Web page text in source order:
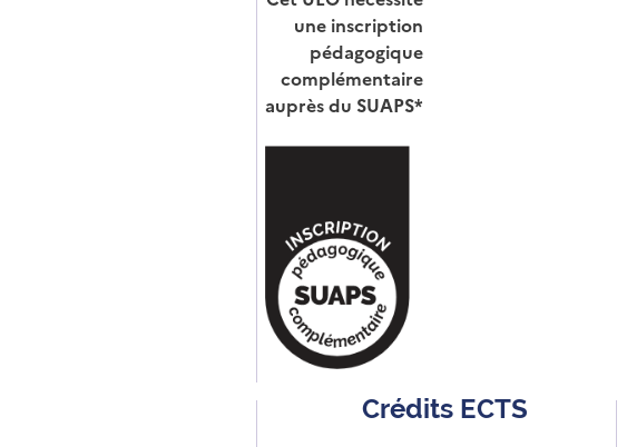
une inscription
pédagogique
complémentaire
auprès du SUAPS*
Crédits ECTS